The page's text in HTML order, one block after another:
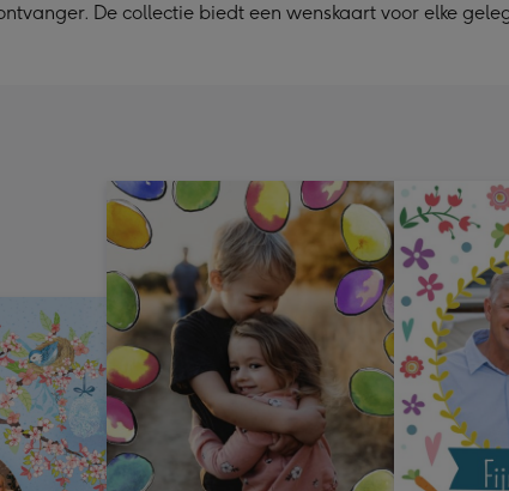
De collectie biedt een wenskaart voor elke